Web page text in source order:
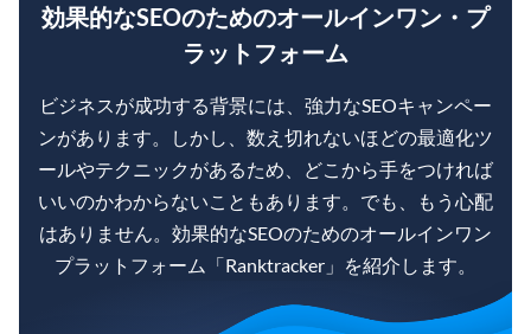
効果的なSEOのためのオールインワン・プ
ラットフォーム
ビジネスが成功する背景には、強力なSEOキャンペー
ンがあります。しかし、数え切れないほどの最適化ツ
ールやテクニックがあるため、どこから手をつければ
いいのかわからないこともあります。でも、もう心配
はありません。効果的なSEOのためのオールインワン
プラットフォーム「Ranktracker」を紹介します。